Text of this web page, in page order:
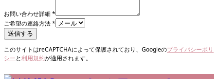
お問い合わせ詳細 *
ご希望の連絡方法*
送信する
このサイトはreCAPTCHAによって保護されており、Googleのプライバシーポリ
シーと利用規約が適用されます。